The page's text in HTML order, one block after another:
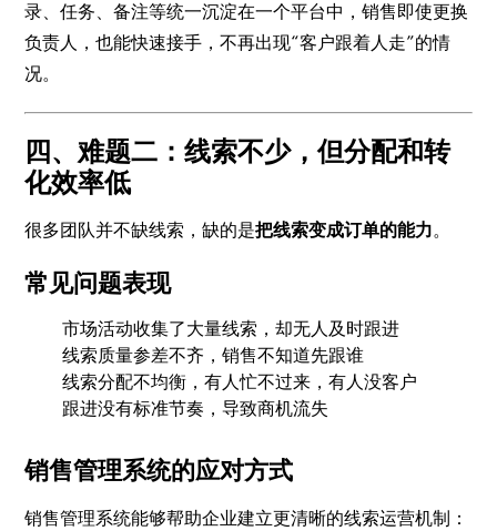
录、任务、备注等统一沉淀在一个平台中，销售即使更换
负责人，也能快速接手，不再出现“客户跟着人走”的情
况。
四、难题二：线索不少，但分配和转
化效率低
很多团队并不缺线索，缺的是把线索变成订单的能力。
常见问题表现
市场活动收集了大量线索，却无人及时跟进
线索质量参差不齐，销售不知道先跟谁
线索分配不均衡，有人忙不过来，有人没客户
跟进没有标准节奏，导致商机流失
销售管理系统的应对方式
销售管理系统能够帮助企业建立更清晰的线索运营机制：